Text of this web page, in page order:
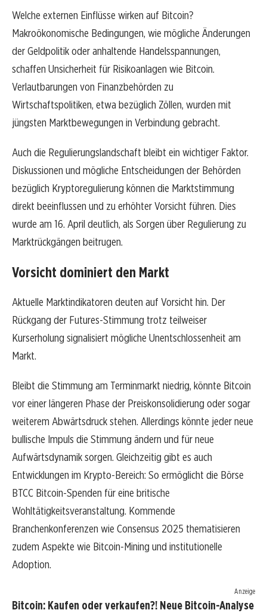
Welche externen Einflüsse wirken auf Bitcoin?
Makroökonomische Bedingungen, wie mögliche Änderungen
der Geldpolitik oder anhaltende Handelsspannungen,
schaffen Unsicherheit für Risikoanlagen wie Bitcoin.
Verlautbarungen von Finanzbehörden zu
Wirtschaftspolitiken, etwa bezüglich Zöllen, wurden mit
jüngsten Marktbewegungen in Verbindung gebracht.
Auch die Regulierungslandschaft bleibt ein wichtiger Faktor.
Diskussionen und mögliche Entscheidungen der Behörden
bezüglich Kryptoregulierung können die Marktstimmung
direkt beeinflussen und zu erhöhter Vorsicht führen. Dies
wurde am 16. April deutlich, als Sorgen über Regulierung zu
Marktrückgängen beitrugen.
Vorsicht dominiert den Markt
Aktuelle Marktindikatoren deuten auf Vorsicht hin. Der
Rückgang der Futures-Stimmung trotz teilweiser
Kurserholung signalisiert mögliche Unentschlossenheit am
Markt.
Bleibt die Stimmung am Terminmarkt niedrig, könnte Bitcoin
vor einer längeren Phase der Preiskonsolidierung oder sogar
weiterem Abwärtsdruck stehen. Allerdings könnte jeder neue
bullische Impuls die Stimmung ändern und für neue
Aufwärtsdynamik sorgen. Gleichzeitig gibt es auch
Entwicklungen im Krypto-Bereich: So ermöglicht die Börse
BTCC Bitcoin-Spenden für eine britische
Wohltätigkeitsveranstaltung. Kommende
Branchenkonferenzen wie Consensus 2025 thematisieren
zudem Aspekte wie Bitcoin-Mining und institutionelle
Adoption.
Anzeige
Bitcoin: Kaufen oder verkaufen?! Neue Bitcoin-Analyse